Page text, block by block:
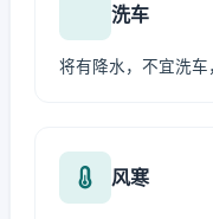
洗车
将有降水，不宜洗车
风寒